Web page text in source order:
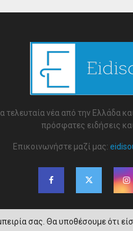
τελευταία νέα από την Ελλάδα
πρόσφατες ειδήσεις
Επικοινωνήστε μαζί μας:
σας. Θα υποθέσουμε ότι